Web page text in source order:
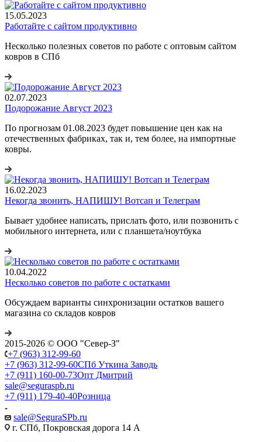
15.05.2023
Работайте с сайтом продуктивно
Несколько полезных советов по работе с оптовым сайтом
ковров в СПб
02.07.2023
Подорожание Август 2023
По прогнозам 01.08.2023 будет повышение цен как на
отечественных фабриках, так и, тем более, на импортные
ковры.
16.02.2023
Некогда звонить, НАПИШУ! Вотсап и Телеграм
Бывает удобнее написать, прислать фото, или позвонить с
мобильного интернета, или с планшета/ноутбука
10.04.2022
Несколько советов по работе с остатками
Обсуждаем варианты синхронизации остатков вашего
магазина со складов ковров
2015-2026 © ООО "Север-З"
+7 (963) 312-99-60
+7 (963) 312-99-60СПб Уткина Заводь
+7 (911) 160-00-73Опт Дмитрий
sale@seguraspb.ru
+7 (911) 179-40-40Розница
sale@SeguraSPb.ru
г. СПб, Покровская дорога 14 А